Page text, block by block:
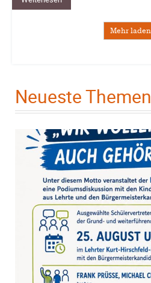
Mehr laden
Neueste Themen